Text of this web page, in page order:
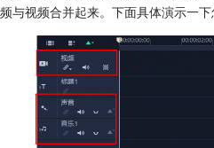
频与视频合并起来。下面具体演示一下